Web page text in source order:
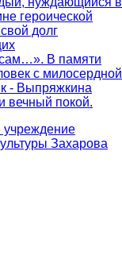
героической
долг
сам…». В памяти
с милосердной
- Выпряжкина
вечный покой.
учреждение
Захарова